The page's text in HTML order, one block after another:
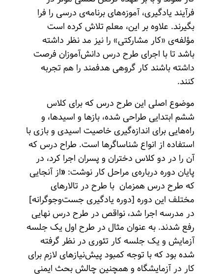
فرآیند یادگیری، آموزه‌های برنامه‌ی درسی را فرا
بگیرند. علاوه بر این، معلم تلاش کرده است
مؤلفه‌ی «کار مشارکتی» را نیز مد نظر داشته
باشد تا با اجرای طرح درس دانش‌آموزان فرصت
داشته باشند کار گروهی هدفمند را هم تجربه
کنند.
موضوع اصلی این طرح درس که برای کلاس
ششم ابتدایی طراحی شده، بازها و اسیدها، و
راه‌هایی برای اندازه‌گیری خاصیت اسیدی و بازی با
استفاده از انواع شناساگرها است. طراح درس که
آن را در دو کلاس دختران و پسران اجرا کرد، در
پایان دوره‌ درباره‌ی مراحل کار نوشت: «از آنجایی
که طرح درس همزمان با طرح در تالارهای
مختلف این دوره [دوره یادگیری جست‌وجوگرانه]
در مدرسه اجرا شد، نواقص در طرح درس نهایی
رفع شدند. به عنوان مثال در طرح اول یک جلسه
آزمایش و یک جلسه کار تئوری در نظر گرفته
شده بود که با توجه کمبود پیش‌نیازهای لازم برای
کار در آزمایشگاه و همچنین چالش بحث ایمنی